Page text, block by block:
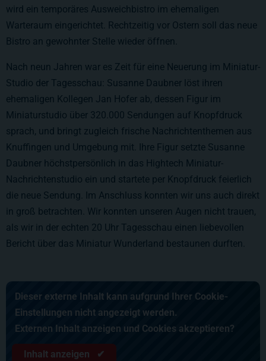
wird ein temporäres Ausweichbistro im ehemaligen
Warteraum eingerichtet. Rechtzeitig vor Ostern soll das neue
Bistro an gewohnter Stelle wieder öffnen.
Nach neun Jahren war es Zeit für eine Neuerung im Miniatur-
Studio der Tagesschau: Susanne Daubner löst ihren
ehemaligen Kollegen Jan Hofer ab, dessen Figur im
Miniaturstudio über 320.000 Sendungen auf Knopfdruck
sprach, und bringt zugleich frische Nachrichtenthemen aus
Knuffingen und Umgebung mit. Ihre Figur setzte Susanne
Daubner höchstpersönlich in das Hightech Miniatur-
Nachrichtenstudio ein und startete per Knopfdruck feierlich
die neue Sendung. Im Anschluss konnten wir uns auch direkt
in groß betrachten. Wir konnten unseren Augen nicht trauen,
als wir in der echten 20 Uhr Tagesschau einen liebevollen
Bericht über das Miniatur Wunderland bestaunen durften.
Dieser externe Inhalt kann aufgrund Ihrer Cookie-
Einstellungen nicht angezeigt werden.
Externen Inhalt anzeigen und Cookies akzeptieren?
Inhalt anzeigen ✔